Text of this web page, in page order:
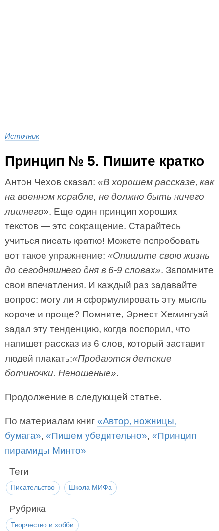
Источник
Принцип № 5. Пишите кратко
Антон Чехов сказал: «В хорошем рассказе, как
на военном корабле, не должно быть ничего
лишнего». Еще один принцип хороших
текстов — это сокращение. Старайтесь
учиться писать кратко! Можете попробовать
вот такое упражнение: «Опишите свою жизнь
до сегодняшнего дня в 6-9 словах». Запомните
свои впечатления. И каждый раз задавайте
вопрос: могу ли я сформулировать эту мысль
короче и проще? Помните, Эрнест Хемингуэй
задал эту тенденцию, когда поспорил, что
напишет рассказ из 6 слов, который заставит
людей плакать:«Продаются детские
ботиночки. Неношеные».
Продолжение в следующей статье.
По материалам книг «Автор, ножницы,
бумага», «Пишем убедительно», «Принцип
пирамиды Минто»
Теги
Писательство Школа МИФа
Рубрика
Творчество и хобби